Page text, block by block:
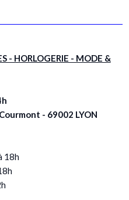
- HORLOGERIE - MODE &
- 69002 LYON
18h